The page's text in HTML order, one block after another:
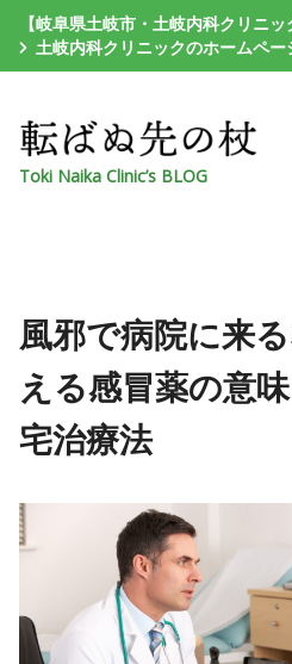
【岐阜県土岐市・土岐内科クリニ
土岐内科クリニックのホームペー
Toki Naika Clinic’s BLOG
風邪で病院に来
える感冒薬の意
宅治療法